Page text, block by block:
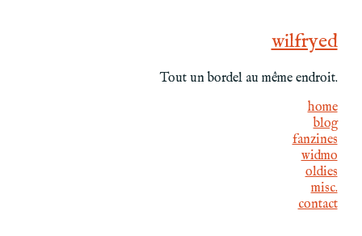
wilfryed
Tout un bordel au même endroit.
home
blog
fanzines
widmo
oldies
misc.
contact